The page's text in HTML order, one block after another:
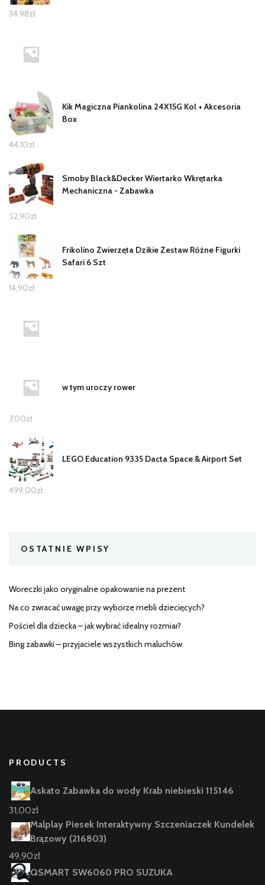
34,98zł
Kik Magiczna Piankolina 24X15G Kol + Akcesoria
Box
44,10zł
Smoby Black&Decker Wiertarko Wkrętarka
Mechaniczna - Zabawka
52,90zł
Frikolino Zwierzęta Dzikie Zestaw Różne Figurki
Safari 6 Szt
14,90zł
w tym uroczy rower
7,00zł
LEGO Education 9335 Dacta Space & Airport Set
499,00zł
OSTATNIE WPISY
Woreczki jako oryginalne opakowanie na prezent
Na co zwracać uwagę przy wyborze mebli dziecięcych?
Pościel dla dziecka – jak wybrać idealny rozmiar?
Bing zabawki – przyjaciele wszystkich maluchów
PRODUCTS
Askato Zabawka do wody Krab niebieski 115146
31,00zł
Malplay Piesek Interaktywny Szczeniaczek Kundelek
Brązowy (216803)
49,90zł
QSMART SW6060 PRO SUZUKA